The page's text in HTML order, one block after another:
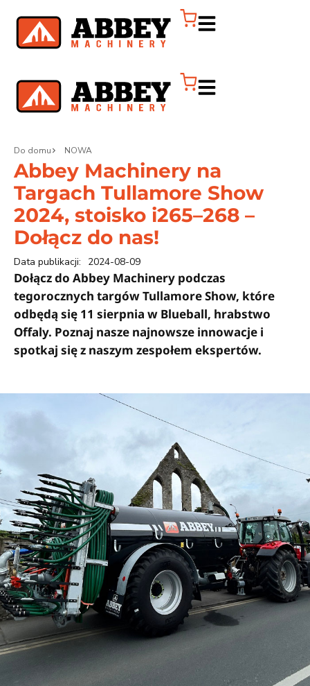
Do domu NOWA
Abbey Machinery na
Targach Tullamore Show
2024, stoisko i265–268 –
Dołącz do nas!
Data publikacji: 2024-08-09
Dołącz do Abbey Machinery podczas
tegorocznych targów Tullamore Show, które
odbędą się 11 sierpnia w Blueball, hrabstwo
Offaly. Poznaj nasze najnowsze innowacje i
spotkaj się z naszym zespołem ekspertów.